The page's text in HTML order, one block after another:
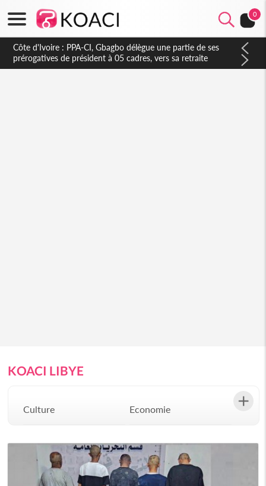
0
Côte d'Ivoire : PPA-CI, Gbagbo délègue une partie de ses
prérogatives de président à 05 cadres, vers sa retraite
politique ?
KOACI LIBYE
Culture Economie
Justice Mode